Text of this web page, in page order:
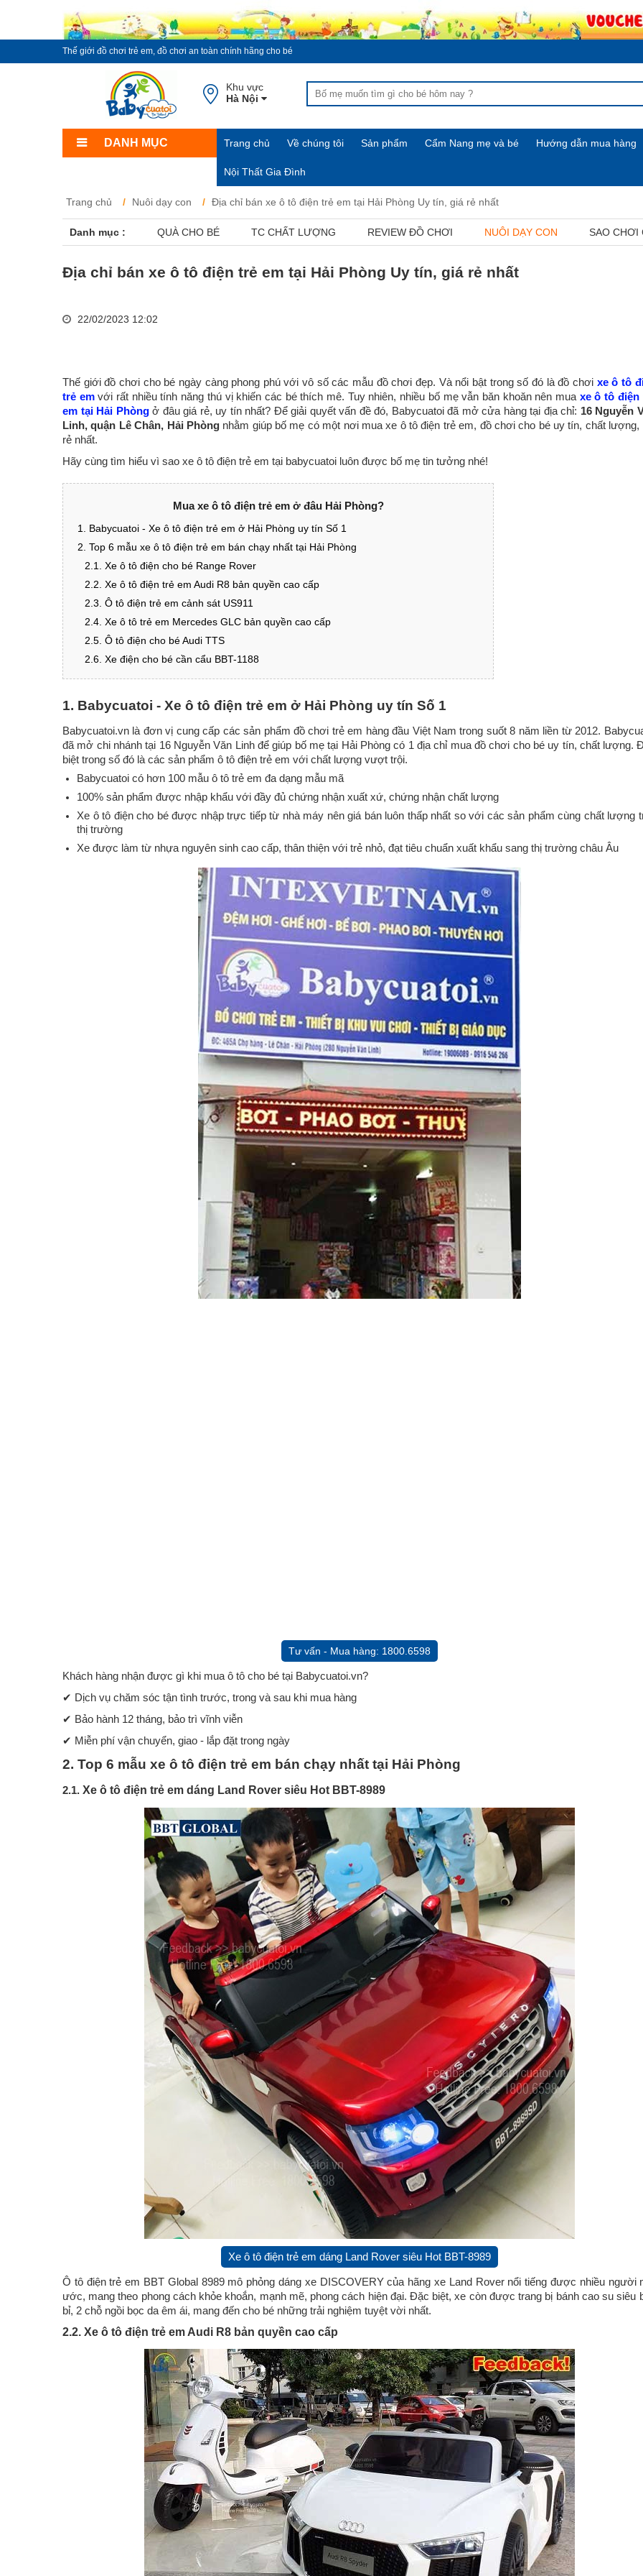
Thế giới đồ chơi trẻ em, đồ chơi an toàn chính hãng cho bé
Khu vực
Hà Nội
DANH MỤC Trang chủ Về chúng tôi Sản phẩm Cẩm Nang mẹ và bé Hướng dẫn mua hàng
Nội Thất Gia Đình
Trang chủ Nuôi dạy con Địa chỉ bán xe ô tô điện trẻ em tại Hải Phòng Uy tín, giá rẻ nhất
Danh mục : QUÀ CHO BÉ TC CHẤT LƯỢNG REVIEW ĐỒ CHƠI NUÔI DẠY CON SAO CHƠI
Địa chỉ bán xe ô tô điện trẻ em tại Hải Phòng Uy tín, giá rẻ nhất
22/02/2023 12:02
Thế giới đồ chơi cho bé ngày càng phong phú với vô số các mẫu đồ chơi đẹp. Và nổi bật trong số đó là đồ chơi xe ô tô
trẻ emvới rất nhiều tính năng thú vị khiến các bé thích mê. Tuy nhiên, nhiều bố mẹ vẫn băn khoăn nên mua xe ô tô điện
em tại Hải Phòngở đâu giá rẻ, uy tín nhất? Để giải quyết vấn đề đó, Babycuatoi đã mở cửa hàng tại địa chỉ: 16 Nguyễn
Linh, quận Lê Chân, Hải Phòngnhằm giúp bố mẹ có một nơi mua xe ô tô điện trẻ em, đồ chơi cho bé uy tín, chất lượng,
rẻ nhất.
Hãy cùng tìm hiểu vì sao xe ô tô điện trẻ em tại babycuatoi luôn được bố mẹ tin tưởng nhé!
Mua xe ô tô điện trẻ em ở đâu Hải Phòng?
1. Babycuatoi - Xe ô tô điện trẻ em ở Hải Phòng uy tín Số 1
2. Top 6 mẫu xe ô tô điện trẻ em bán chạy nhất tại Hải Phòng
2.1. Xe ô tô điện cho bé Range Rover
2.2. Xe ô tô điện trẻ em Audi R8 bản quyền cao cấp
2.3. Ô tô điện trẻ em cảnh sát US911
2.4. Xe ô tô trẻ em Mercedes GLC bản quyền cao cấp
2.5. Ô tô điện cho bé Audi TTS
2.6. Xe điện cho bé cần cẩu BBT-1188
1. Babycuatoi - Xe ô tô điện trẻ em ở Hải Phòng uy tín Số 1
Babycuatoi.vn là đơn vị cung cấp các sản phẩm đồ chơi trẻ em hàng đầu Việt Nam trong suốt 8 năm liền từ 2012.
đã mở chi nhánh tại 16 Nguyễn Văn Linh để giúp bố mẹ tại Hải Phòng có 1 địa chỉ mua đồ chơi cho bé uy tín, chất lượng.
biệt trong số đó là các sản phẩm ô tô điện trẻ em với chất lượng vượt trội.
Babycuatoi có hơn 100 mẫu ô tô trẻ em đa dạng mẫu mã
100% sản phẩm được nhập khẩu với đầy đủ chứng nhận xuất xứ, chứng nhận chất lượng
Xe ô tô điện cho bé được nhập trực tiếp từ nhà máy nên giá bán luôn thấp nhất so với các sản phẩm cùng chất lượng
thị trường
Xe được làm từ nhựa nguyên sinh cao cấp, thân thiện với trẻ nhỏ, đạt tiêu chuẩn xuất khẩu sang thị trường châu Âu
Tư vấn - Mua hàng: 1800.6598
Khách hàng nhận được gì khi mua ô tô cho bé tại Babycuatoi.vn?
✔ Dịch vụ chăm sóc tận tình trước, trong và sau khi mua hàng
✔ Bảo hành 12 tháng, bảo trì vĩnh viễn
✔ Miễn phí vận chuyển, giao - lắp đặt trong ngày
2. Top 6 mẫu xe ô tô điện trẻ em bán chạy nhất tại Hải Phòng
2.1. Xe ô tô điện trẻ em dáng Land Rover siêu Hot BBT-8989
Xe ô tô điện trẻ em dáng Land Rover siêu Hot BBT-8989
Ô tô điện trẻ em BBT Global 8989 mô phỏng dáng xe DISCOVERY của hãng xe Land Rover nổi tiếng được nhiều người
ước, mang theo phong cách khỏe khoắn, mạnh mẽ, phong cách hiện đại. Đặc biệt, xe còn được trang bị bánh cao su siêu
bỉ, 2 chỗ ngồi bọc da êm ái, mang đến cho bé những trải nghiệm tuyệt vời nhất.
2.2. Xe ô tô điện trẻ em Audi R8 bản quyền cao cấp